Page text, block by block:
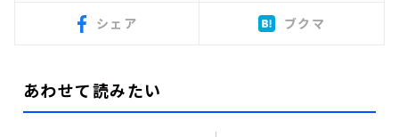
シェア ブクマ
あわせて読みたい